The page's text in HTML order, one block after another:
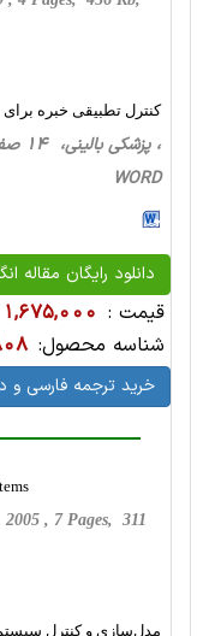
کنترل تطبیقی خبره
WORD
دانلود رایگان مقاله
قیمت : 1,675,000 ریال
شناسه محصول:
خرید ترجمه فارسی و
, 7 Pages, 311
مدل‌سازی و کنترل